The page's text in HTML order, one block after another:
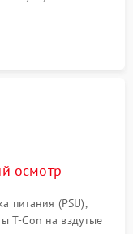
тестовых
поломки.
осмотр
питания (PSU),
T-Con на вздутые